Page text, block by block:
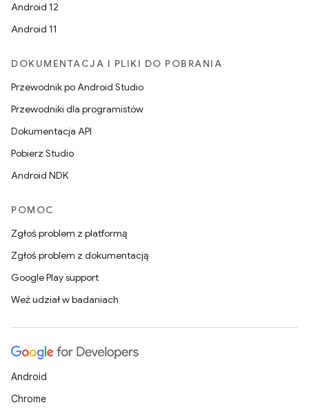
Android 12
Android 11
DOKUMENTACJA I PLIKI DO POBRANIA
Przewodnik po Android Studio
Przewodniki dla programistów
Dokumentacja API
Pobierz Studio
Android NDK
POMOC
Zgłoś problem z platformą
Zgłoś problem z dokumentacją
Google Play support
Weź udział w badaniach
Android
Chrome